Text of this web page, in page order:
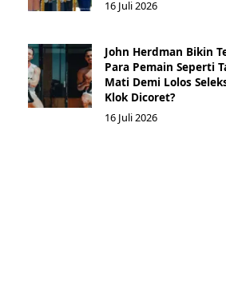
16 Juli 2026
John Herdman Bikin
Para Pemain Seperti
Mati Demi Lolos
Klok Dicoret?
16 Juli 2026